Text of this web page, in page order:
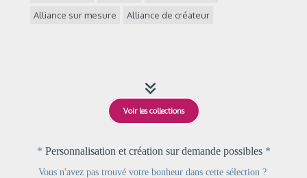
Alliance sur mesure
Alliance de créateur

Voir les collections
* Personnalisation et création sur demande possibles *
Vous n'avez pas trouvé votre bonheur dans cette sélection ?